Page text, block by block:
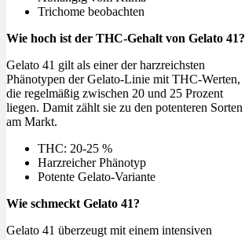
Trichome beobachten
Wie hoch ist der THC-Gehalt von Gelato 41?
Gelato 41 gilt als einer der harzreichsten
Phänotypen der Gelato-Linie mit THC-Werten,
die regelmäßig zwischen 20 und 25 Prozent
liegen. Damit zählt sie zu den potenteren Sorten
am Markt.
THC: 20-25 %
Harzreicher Phänotyp
Potente Gelato-Variante
Wie schmeckt Gelato 41?
Gelato 41 überzeugt mit einem intensiven